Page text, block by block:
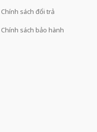
Chính sách đổi trả
Chính sách bảo hành